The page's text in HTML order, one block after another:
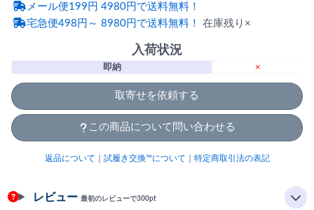
メール便199円 4980円で送料無料！
宅急便498円～ 8980円で送料無料！ 在庫残り×
入荷状況
即納 ×
取寄せを依頼する
この商品について問い合わせる
返品について 試履き交換™について 特定商取引法の表記
レビュー 最初のレビューで300pt